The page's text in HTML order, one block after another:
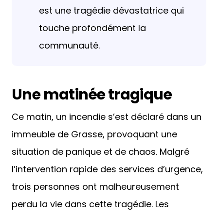
est une tragédie dévastatrice qui
touche profondément la
communauté.
Une matinée tragique
Ce matin, un incendie s’est déclaré dans un
immeuble de Grasse, provoquant une
situation de panique et de chaos. Malgré
l’intervention rapide des services d’urgence,
trois personnes ont malheureusement
perdu la vie dans cette tragédie. Les